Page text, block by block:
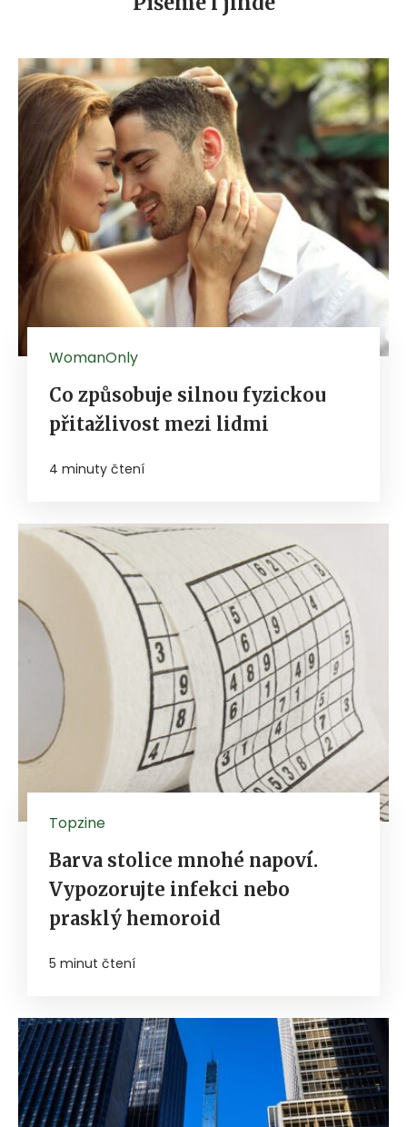
WomanOnly
Co způsobuje silnou fyzickou
přitažlivost mezi lidmi
4 minuty čtení
Topzine
Barva stolice mnohé napoví.
Vypozorujte infekci nebo
prasklý hemoroid
5 minut čtení